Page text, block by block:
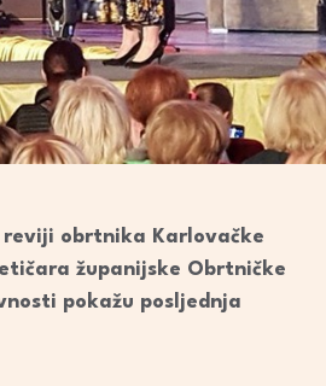
obrtnika Karlovačke
županijske Obrtničke
pokažu posljednja